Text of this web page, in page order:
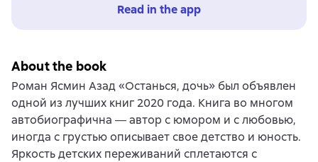
Read in the app
About the book
Роман Ясмин Азад «Останься, дочь» был объявлен
одной из лучших книг 2020 года. Книга во многом
автобиографична ― автор с юмором и с любовью,
иногда с грустью описывает свое детство и юность.
Яркость детских переживаний сплетаются с